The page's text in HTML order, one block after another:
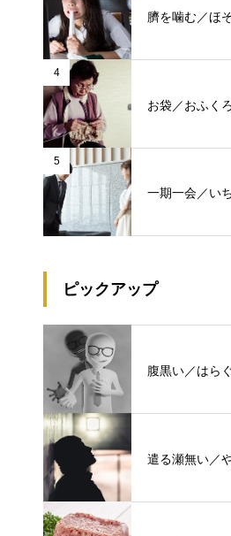
臍を噛む／ほ
4
お袋／おふくろ
5
一期一会／い
ピックアップ
腹黒い／はら
遣る瀬無い／